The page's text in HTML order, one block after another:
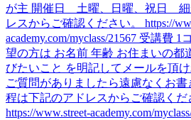
が主 開催日 土曜、日曜、祝日 細
レスからご確認ください。 https://
academy.com/myclass/21567 受講費
望の方は お名前 年齢 お住まいの都
びたいこと を明記してメールを頂
ご質問がありましたら遠慮なくお書
程は下記のアドレスからご確認く
https://www.street-academy.com/